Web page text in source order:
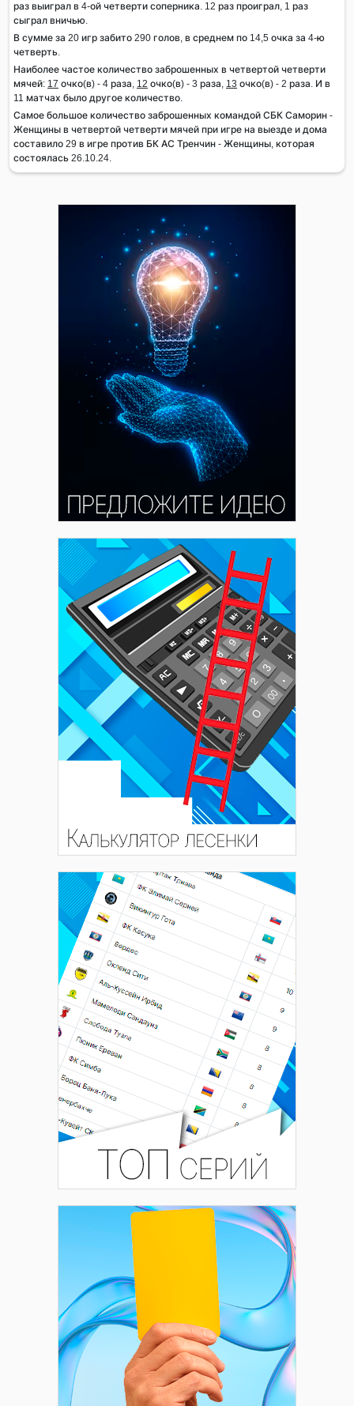
раз выиграл в 4-ой четверти соперника. 12 раз проиграл, 1 раз
сыграл вничью.
В сумме за 20 игр забито 290 голов, в среднем по 14,5 очка за 4-ю
четверть.
Наиболее частое количество заброшенных в четвертой четверти
мячей: 17 очко(в) - 4 раза, 12 очко(в) - 3 раза, 13 очко(в) - 2 раза. И в
11 матчах было другое количество.
Самое большое количество заброшенных командой СБК Саморин -
Женщины в четвертой четверти мячей при игре на выезде и дома
составило 29 в игре против БК АС Тренчин - Женщины, которая
состоялась 26.10.24.